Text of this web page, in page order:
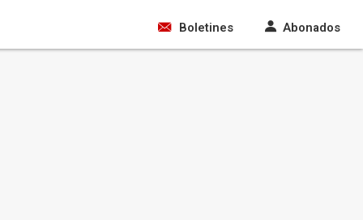
Boletines Abonados